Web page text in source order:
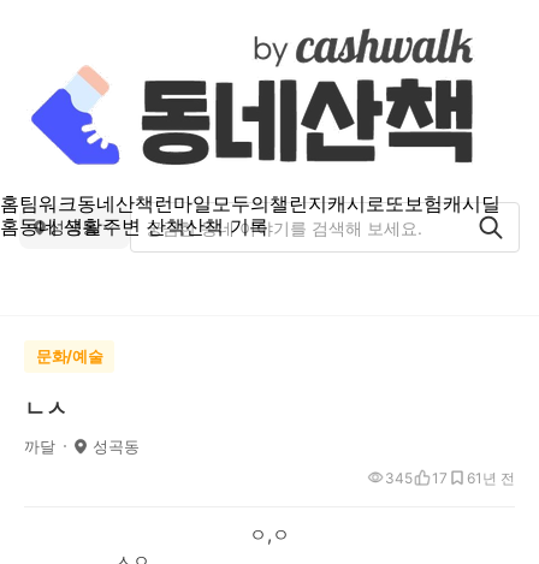
홈팀워크동네산책런마일모두의챌린지캐시로또보험캐시딜
홈동네 생활주변 산책산책 기록
성곡동
문화/예술
ㄴㅅ
까달 성곡동
1년 전
345 17 6
ㅇ,ㅇ